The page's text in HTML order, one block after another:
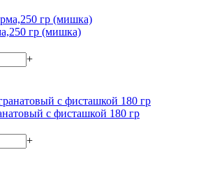
гр (мишка)
+
с фисташкой 180 гр
+